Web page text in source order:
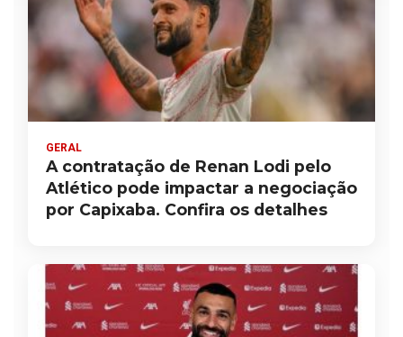
GERAL
A contratação de Renan Lodi pelo
Atlético pode impactar a negociação
por Capixaba. Confira os detalhes